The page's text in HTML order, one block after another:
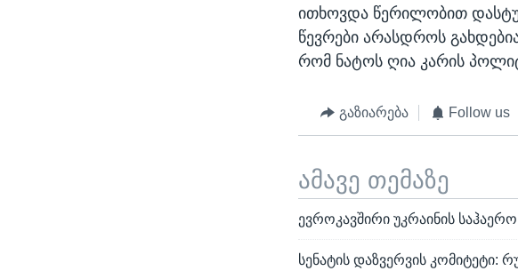
ითხოვდა წერილობით
წევრები არასდროს
რომ ნატოს ღია კარის
გაზიარება Follow us
ამავე თემაზე
ევროკავშირი უკრაინის
სენატის დაზვერვის კომიტეტი: